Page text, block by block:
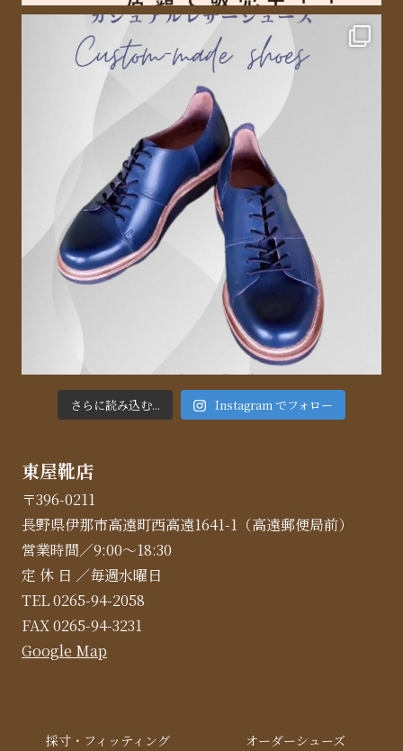
さらに読み込む... Instagram でフォロー
東屋靴店
〒396-0211
長野県伊那市高遠町西高遠1641-1（高遠郵便局前）
営業時間／9:00～18:30
定 休 日 ／毎週水曜日
TEL 0265-94-2058
FAX 0265-94-3231
Google Map
採寸・フィッティング オーダーシューズ